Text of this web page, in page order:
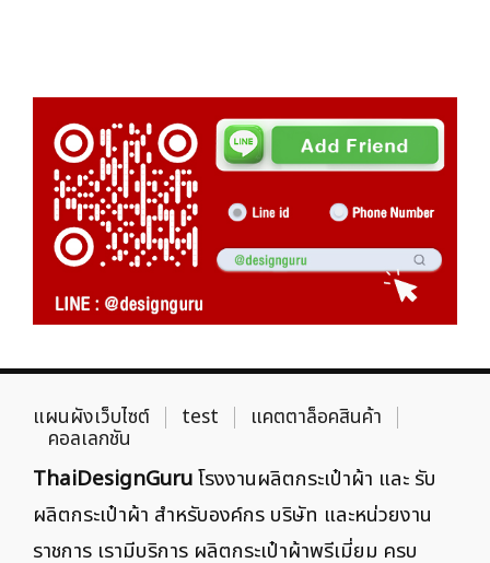
แผนผังเว็บไซต์ test แคตตาล็อคสินค้า
คอลเลกชัน
ThaiDesignGuruโรงงานผลิตกระเป๋าผ้า และ รับ
ผลิตกระเป๋าผ้า สำหรับองค์กร บริษัท และหน่วยงาน
ราชการ เรามีบริการ ผลิตกระเป๋าผ้าพรีเมี่ยม ครบ